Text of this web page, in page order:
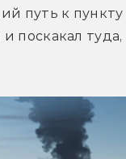
путь к
поскакал туда,